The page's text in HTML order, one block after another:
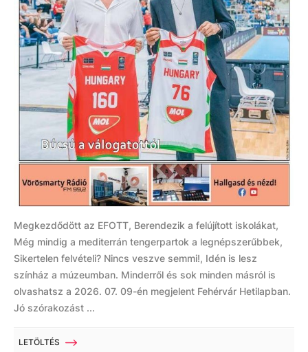
Megkezdődött az EFOTT, Berendezik a felújított iskolákat,
Még mindig a mediterrán tengerpartok a legnépszerűbbek,
Sikertelen felvételi? Nincs veszve semmi!, Idén is lesz
színház a múzeumban. Minderről és sok minden másról is
olvashatsz a 2026. 07. 09-én megjelent Fehérvár Hetilapban.
Jó szórakozást ...
LETÖLTÉS